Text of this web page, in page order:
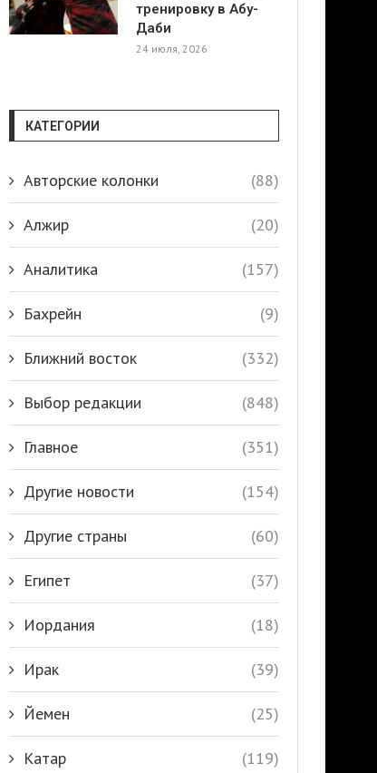
тренировку в Абу-
Даби
24 июля, 2026
КАТЕГОРИИ
Авторские колонки (88)
Алжир (20)
Аналитика (157)
Бахрейн (9)
Ближний восток (332)
Выбор редакции (848)
Главное (351)
Другие новости (154)
Другие страны (60)
Египет (37)
Иордания (18)
Ирак (39)
Йемен (25)
Катар (119)